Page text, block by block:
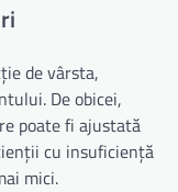
de vârsta,
De obicei,
poate fi ajustată
cu insuficiență
mici.